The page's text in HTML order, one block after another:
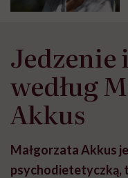
według
Akkus
Małgorzata Akkus
psychodietetyczką,